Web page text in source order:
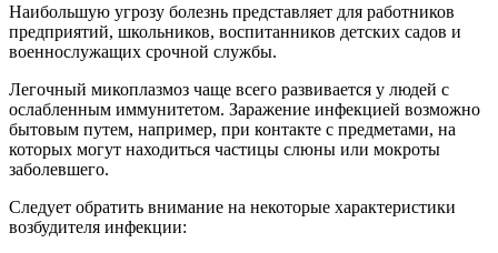
Наибольшую угрозу болезнь представляет для работников
предприятий, школьников, воспитанников детских садов и
военнослужащих срочной службы.
Легочный микоплазмоз чаще всего развивается у людей с
ослабленным иммунитетом. Заражение инфекцией возможно
бытовым путем, например, при контакте с предметами, на
которых могут находиться частицы слюны или мокроты
заболевшего.
Следует обратить внимание на некоторые характеристики
возбудителя инфекции: